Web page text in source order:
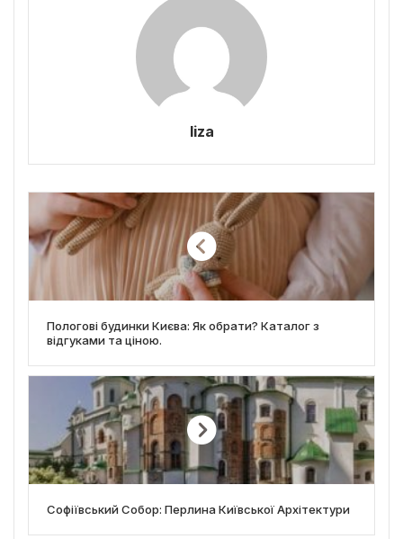
liza
Пологові будинки Києва: Як обрати? Каталог з
відгуками та ціною.
Софіївський Собор: Перлина Київської Архітектури